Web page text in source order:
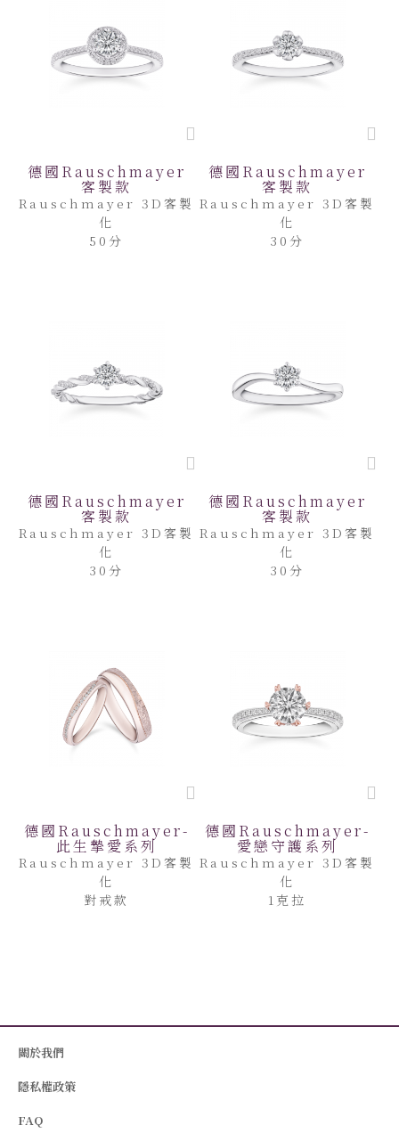
德國Rauschmayer
客製款
Rauschmayer 3D客製
化
50分
德國Rauschmayer
客製款
Rauschmayer 3D客製
化
30分
德國Rauschmayer
客製款
Rauschmayer 3D客製
化
30分
德國Rauschmayer
客製款
Rauschmayer 3D客製
化
30分
德國Rauschmayer-
此生摯愛系列
Rauschmayer 3D客製
化
對戒款
德國Rauschmayer-
愛戀守護系列
Rauschmayer 3D客製
化
1克拉
關於我們
隱私權政策
FAQ